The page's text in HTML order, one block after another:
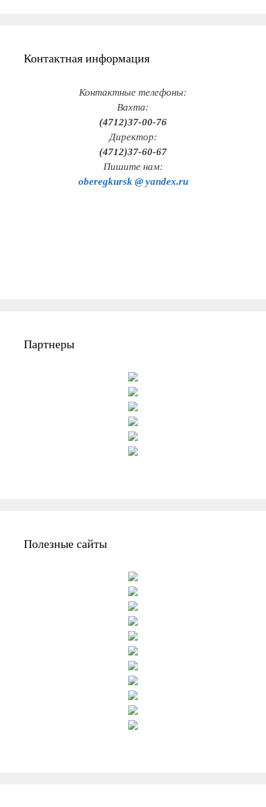
Контактная информация
Контактные телефоны:
Вахта:
(4712)37-00-76
Директор:
(4712)37-60-67
Пишите нам:
oberegkursk @ yandex.ru
Партнеры
Полезные сайты